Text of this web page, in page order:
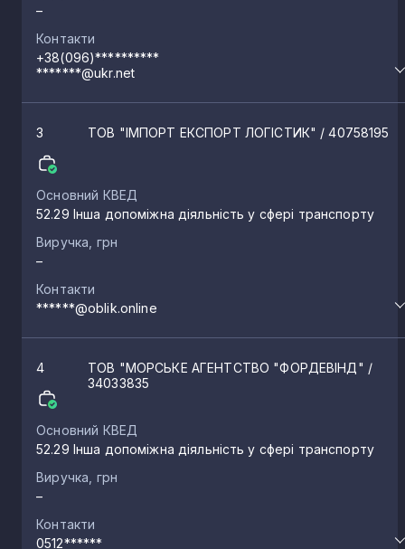
–
Контакти
+38(096)**********
*******@ukr.net
3 ТОВ "ІМПОРТ ЕКСПОРТ ЛОГІСТИК" / 40758195
Основний КВЕД
52.29 Інша допоміжна діяльність у сфері транспорту
Виручка, грн
–
Контакти
******@oblik.online
4 ТОВ "МОРСЬКЕ АГЕНТСТВО "ФОРДЕВІНД" /
34033835
Основний КВЕД
52.29 Інша допоміжна діяльність у сфері транспорту
Виручка, грн
–
Контакти
0512******